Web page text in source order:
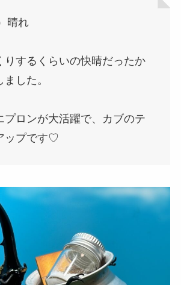
晴れ
りするくらいの快晴だったか
した。
プロンが大活躍で、カブのテ
ップです♡